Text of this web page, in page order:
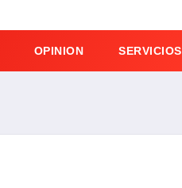
OPINION SERVICIOS